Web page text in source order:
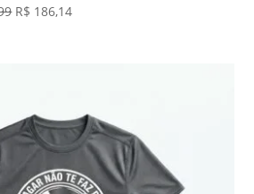
O
R$ 186,14O